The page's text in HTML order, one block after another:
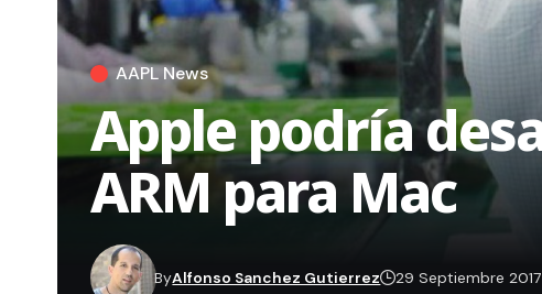
AAPL News
Apple podría
ARM para Mac
ByAlfonso Sanchez Gutierrez 29 Septiembre 2017